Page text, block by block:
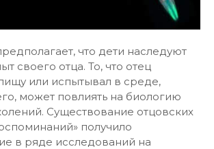
что дети наследуют
своего отца. То, что отец
или испытывал в среде,
может повлиять на биологию
Существование отцовских
получило
в ряде исследований на